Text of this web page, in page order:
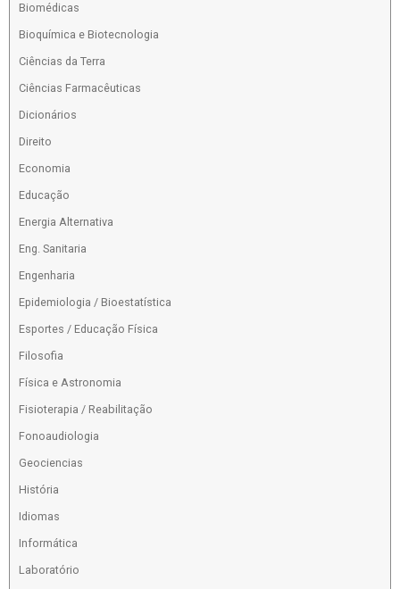
Biomédicas
Bioquímica e Biotecnologia
Ciências da Terra
Ciências Farmacêuticas
Dicionários
Direito
Economia
Educação
Energia Alternativa
Eng. Sanitaria
Engenharia
Epidemiologia / Bioestatística
Esportes / Educação Física
Filosofia
Física e Astronomia
Fisioterapia / Reabilitação
Fonoaudiologia
Geociencias
História
Idiomas
Informática
Laboratório